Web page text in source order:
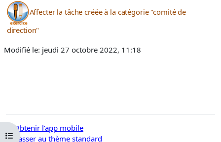
Ouvrir l’index du cours
Affecter la tâche créée à la catégorie "comité de
direction"
Modifié le: jeudi 27 octobre 2022, 11:18
Obtenir l’app mobile
Passer au thème standard